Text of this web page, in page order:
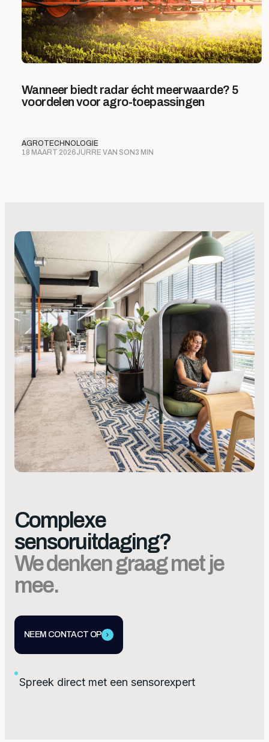
Wanneer biedt radar écht meerwaarde? 5
voordelen voor agro-toepassingen
AGROTECHNOLOGIE
18 MAART 2026JURRE VAN SON 3 MIN
Complexe
sensoruitdaging?
We denken graag met je
mee.
NEEM CONTACT OP
Spreek direct met een sensorexpert